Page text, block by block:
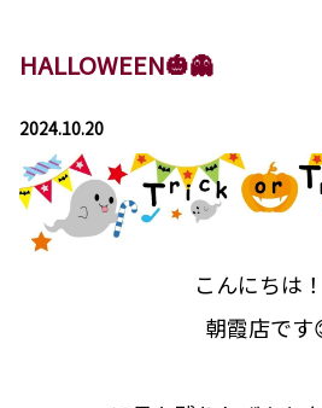
HALLOWEEN🎃👻
2024.10.20
こんにちは
朝霞店です